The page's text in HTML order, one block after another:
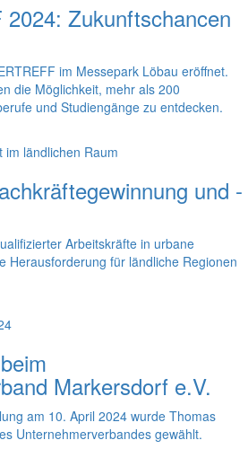
Zukunftschancen
im Messepark Löbau eröffnet.
die Möglichkeit, mehr als 200
und Studiengänge zu entdecken.
im ländlichen Raum
und -
Arbeitskräfte in urbane
Herausforderung für ländliche Regionen
Markersdorf e.V.
am 10. April 2024 wurde Thomas
Unternehmerverbandes gewählt.